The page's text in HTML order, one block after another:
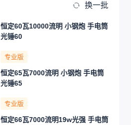
换一批
恒定60瓦10000流明 小钢炮 手电筒
光锤60
专业版
恒定65瓦7000流明 小钢炮 手电筒
光锤65
专业版
恒定66瓦7000流明19w光强 手电筒